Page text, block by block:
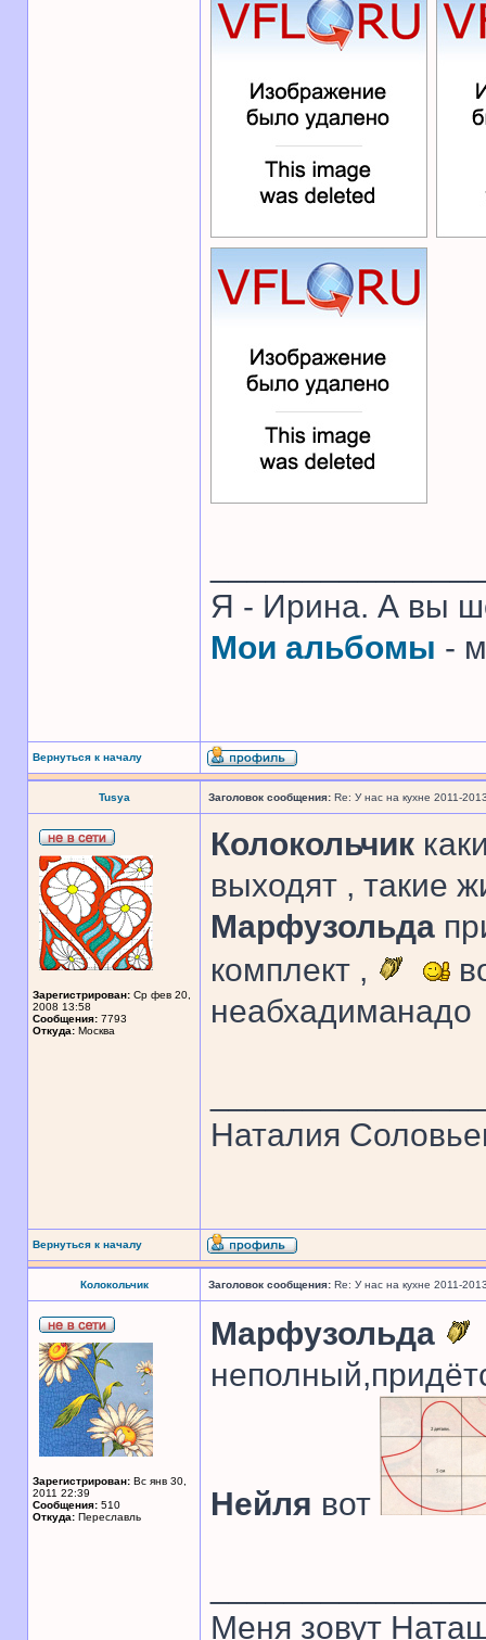
Я - Ирина. А вы
Мои альбомы -
Вернуться к началу
Tusya Заголовок сообщения: Re: У нас на кухне 2011-
Зарегистрирован: Ср фев 20,
2008 13:58
Сообщения: 7793
Откуда: Москва
Колокольчик
выходят , такие
Марфузольда
комплект ,
неабхадиманадо
Наталия
Вернуться к началу
Колокольчик Заголовок сообщения: Re: У нас на кухне 2011-
Зарегистрирован: Вс янв 30,
2011 22:39
Сообщения: 510
Откуда: Переславль
Марфузольда
Нейля вот
Меня зовут